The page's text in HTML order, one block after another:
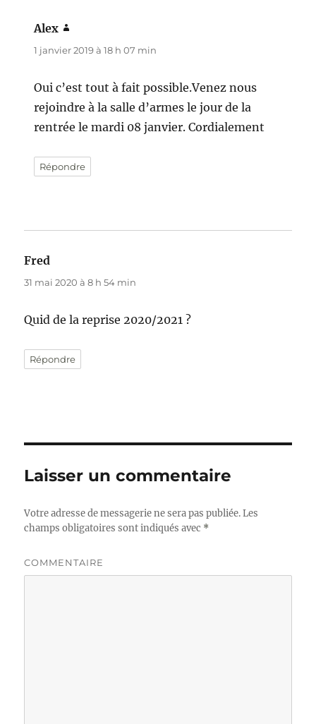
Alex
1 janvier 2019 à 18 h 07 min
Oui c’est tout à fait possible.Venez nous
rejoindre à la salle d’armes le jour de la
rentrée le mardi 08 janvier. Cordialement
Répondre
Fred
31 mai 2020 à 8 h 54 min
Quid de la reprise 2020/2021 ?
Répondre
Laisser un commentaire
Votre adresse de messagerie ne sera pas publiée.Les
champs obligatoires sont indiqués avec *
COMMENTAIRE